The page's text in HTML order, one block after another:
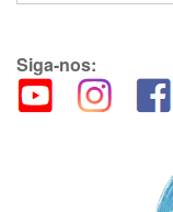
Siga-nos: